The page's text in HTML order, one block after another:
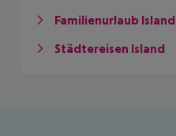
Familienurlaub Island
Städtereisen Island